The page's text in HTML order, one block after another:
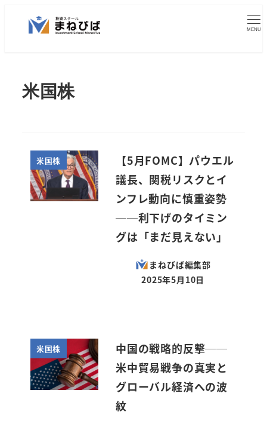
MENU
米国株
米国株
【5月FOMC】パウエル
議長、関税リスクとイ
ンフレ動向に慎重姿勢
──利下げのタイミン
グは「まだ見えない」
まねびば編集部
投稿日
2025年5月10日
米国株
中国の戦略的反撃──
米中貿易戦争の真実と
グローバル経済への波
紋